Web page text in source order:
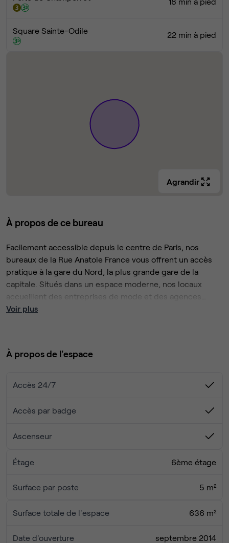
Square Sainte-Odile 22 min à pied
Agrandir
À propos de ce bureau
Facilement accessible depuis le centre de Paris, nos
bureaux de la Rue Anatole France vous offrent un accès
pratique à la gare du Nord, la plus grande gare de la
capitale. Situés dans un espace moderne, nos locaux
accueillent des entreprises de mode et des agences
média, bénéficiant de lignes de bus et de métro à
grandes baies vitrées. Pour une pause bien méritée,
détendez-vous lors d’une promenade dans le parc du
Voir plus
À propos de l'espace
Accès 24/7
Accès par badge
Ascenseur
Étage 6ème étage
Surface par poste 5 m²
Surface totale de l'espace 636 m²
Date d'ouverture septembre 2014